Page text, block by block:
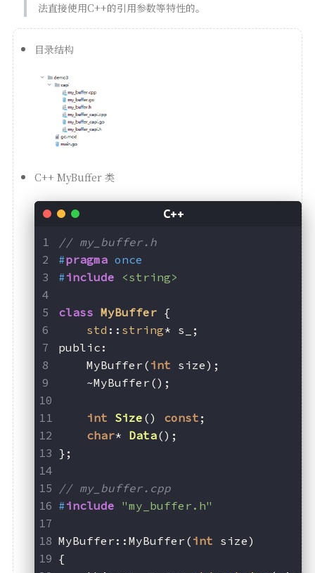
法直接使用C++的引用参数等特性的。
目录结构
C++ MyBuffer 类
// my_buffer.h
#pragma once
#include <string>
class MyBuffer {
std :: string* s_;
public:
    MyBuffer(
int size);
    ~MyBuffer();
int Size () const ;
char* Data() ;
};
// my_buffer.cpp
#include "my_buffer.h"
MyBuffer::MyBuffer( int size)
{